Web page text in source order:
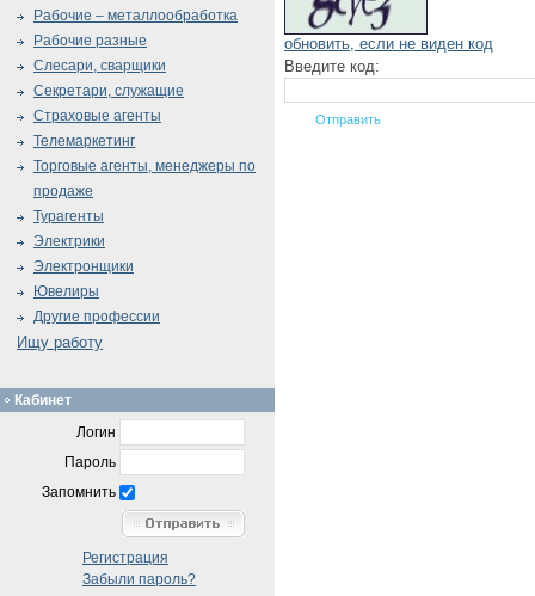
обновить, если не виден код
Введите код:
Рабочие – металлообработка
Рабочие разные
Слесари, сварщики
Секретари, служащие
Страховые агенты
Телемаркетинг
Торговые агенты, менеджеры по
продаже
Турагенты
Электрики
Электронщики
Ювелиры
Другие профессии
Ищу работу
Кабинет
Логин
Пароль
Запомнить
Регистрация
Забыли пароль?